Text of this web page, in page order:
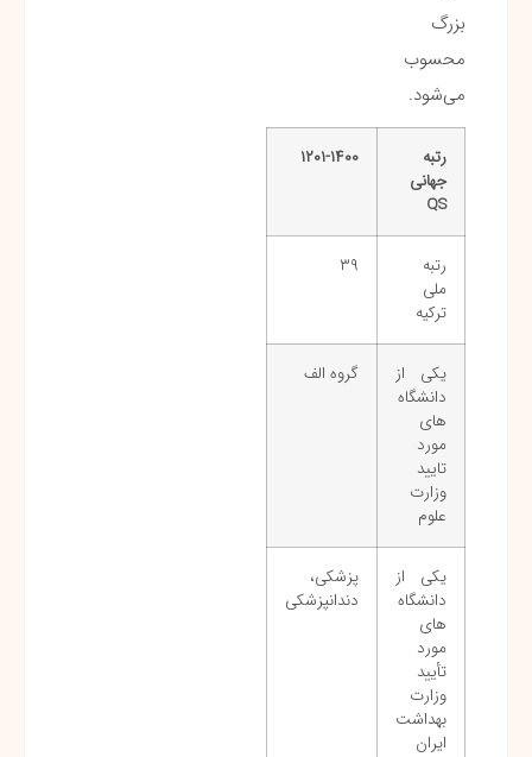
بزرگ
محسوب
می‌شود.
رتبه
جهانی
QS
۱۲۰۱-۱۴۰۰
رتبه
ملی
ترکیه
۳۹
یکی از
دانشگاه
‌های
مورد
تایید
وزارت
علوم
گروه الف
یکی از
دانشگاه
های
مورد
تأیید
وزارت
بهداشت
ایران
پزشکی،
دندانپزشکی